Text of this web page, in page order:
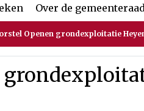
Over de
Openen grondexploitatie